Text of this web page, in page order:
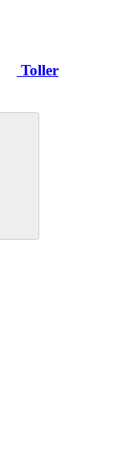
Toller